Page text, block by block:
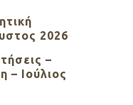
2026
–
– Ιούλιος